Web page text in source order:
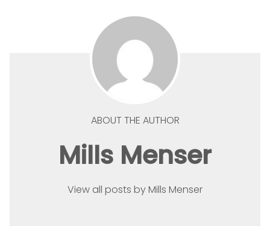
ABOUT THE AUTHOR
Mills Menser
View all posts by Mills Menser